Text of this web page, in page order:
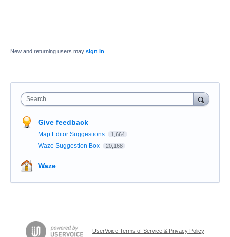
New and returning users may sign in
Search
Give feedback
Map Editor Suggestions 1,664
Waze Suggestion Box 20,168
Waze
UserVoice Terms of Service & Privacy Policy